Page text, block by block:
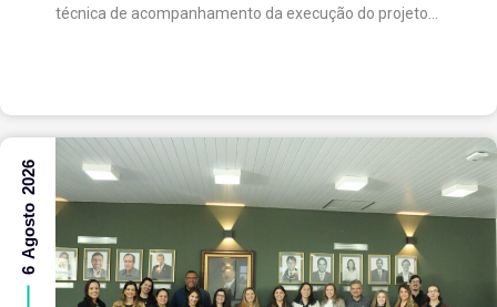
técnica de acompanhamento da execução do projeto
6 Agosto 2026